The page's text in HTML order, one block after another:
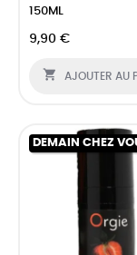
150ML
9,90 €
 AJOUTER AU
DEMAIN CHEZ